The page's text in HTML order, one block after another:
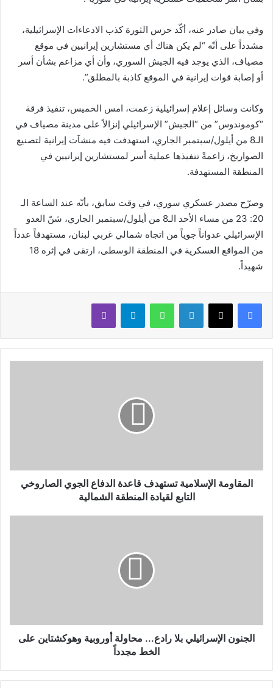
وفي بيان صادر عنه، أكّد حرس الثورة كذب الادعاءات الإسرائيلية،
مشدداً على أنّه “لم يكن هناك أي مستشارين إيرانيين في موقع
مصياف، الذي يوجد فيه الجيش السوري، وأن أي مزاعم بشأن أسر
أو إصابة قوات إيرانية في الموقع كاذبة بالمطلق”.
وكانت وسائل إعلام إسرائيلية زعمت، امس الخميس، تنفيذ فرقة
“كوموندوس” من “الجيش” الإسرائيلي إنزالاً على مدينة مصياف في
الـ8 من أيلول/سبتمبر الجاري، استهدفت فيه منشآت إيرانية لتصنيع
الصواريخ، زاعمةً تنفيذها عملية أسر لمستشارين إيرانيين في
المنطقة المستهدفة.
وصرّح مصدر عسكري سوري، في وقت سابق، بأنّه عند الساعة الـ
20: 23 من مساء الأحد الـ8 من أيلول/سبتمبر الجاري، شنّ العدو
الإسرائيلي عدواناً جوياً من اتجاه شمالي غربي لبنان، مستهدفاً عدداً
من المواقع العسكرية في المنطقة الوسطى، ارتقى في إثره 18
شهيداً.
لينكدإن واتساب تيلقرام ڤايبر
المقاومة الإسلامية تستهدف قاعدة الدفاع الجوي الصاروخي
التابع لقيادة المنطقة الشمالية
الجنون الإسرائيلي بلا رادع... محاولة أوروبية وهوكشتاين على
الخط مجدداً